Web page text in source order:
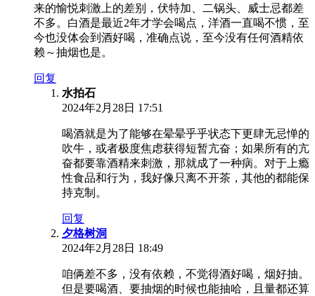
来的愉悦刺激上的差别，伏特加、二锅头、威士忌都差
不多。白酒是最近2年才学会喝点，洋酒一直喝不惯，至
今也没体会到酒好喝，准确点说，至今没有任何酒精依
赖～抽烟也是。
回复
水拍石
2024年2月28日 17:51
喝酒就是为了能够在晕晕乎乎状态下更肆无忌惮的
吹牛，或者极度焦虑获得短暂亢奋；如果所有的亢
奋都要靠酒精来刺激，那就成了一种病。对于上瘾
性食品和行为，我好像只离不开茶，其他的都能保
持克制。
回复
夕格树洞
2024年2月28日 18:49
咱俩差不多，没有依赖，不觉得酒好喝，烟好抽。
但是要喝酒、要抽烟的时候也能抽哈，且量都还算